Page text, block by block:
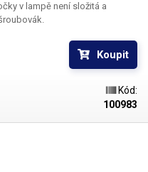
v lampě není složitá a
Koupit
Kód:
100983